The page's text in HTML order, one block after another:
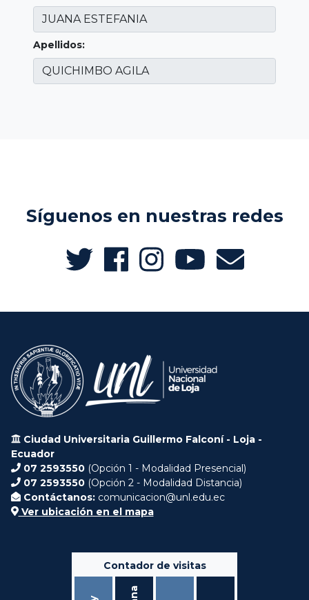
Apellidos:
Síguenos en nuestras redes
Ciudad Universitaria Guillermo Falconí - Loja -
Ecuador
07 2593550 (Opción 1 - Modalidad Presencial)
07 2593550 (Opción 2 - Modalidad Distancia)
Contáctanos: comunicacion@unl.edu.ec
Ver ubicación en el mapa
Contador de visitas